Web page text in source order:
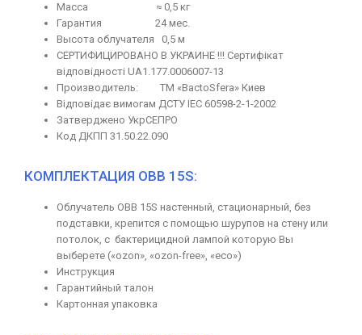
Масса ≈ 0,5 кг
Гарантия 24 мес.
Высота облучателя 0,5 м
СЕРТИФИЦИРОВАНО В УКРАИНЕ !!! Сертифікат
відповідності UA1.177.0006007-13
Производитель: TM «BactoSfera» Киев
Відповідає вимогам ДСТУ IEC 60598-2-1-2002
Затверджено УкрСЕПРО
Код ДКПП 31.50.22.090
КОМПЛЕКТАЦИЯ ОBB 15S:
Облучатель ОBB 15S настенный, стационарный, без
подставки, крепится с помощью шурупов на стену или
потолок, с бактерицидной лампой которую Вы
выберете («ozon», «ozon-free», «eco»)
Инструкция
Гарантийный талон
Картонная упаковка